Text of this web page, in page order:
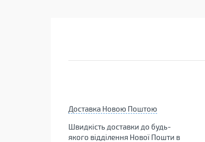
Доставка Новою Поштою
Швидкість доставки до будь-
якого відділення Нової Пошти в